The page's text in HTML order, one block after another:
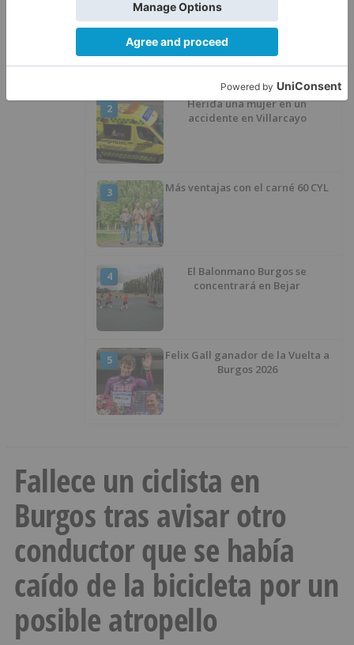
1
Cuatro líneas de los autobuses
urbanos de Burgos cambian su
recorrido por las obras de
al Centro Histórico
2
Herida una mujer en un
accidente en Villarcayo
3 Más ventajas con el carné 60 CYL
4
El Balonmano Burgos se
concentrará en Bejar
5
Felix Gall ganador de la Vuelta a
Burgos 2026
Fallece un ciclista en
Burgos tras avisar otro
conductor que se había
caído de la bicicleta por un
posible atropello